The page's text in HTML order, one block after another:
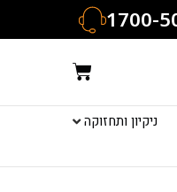
1700-
עגלת
קניות
ניקיון ותחזוקה